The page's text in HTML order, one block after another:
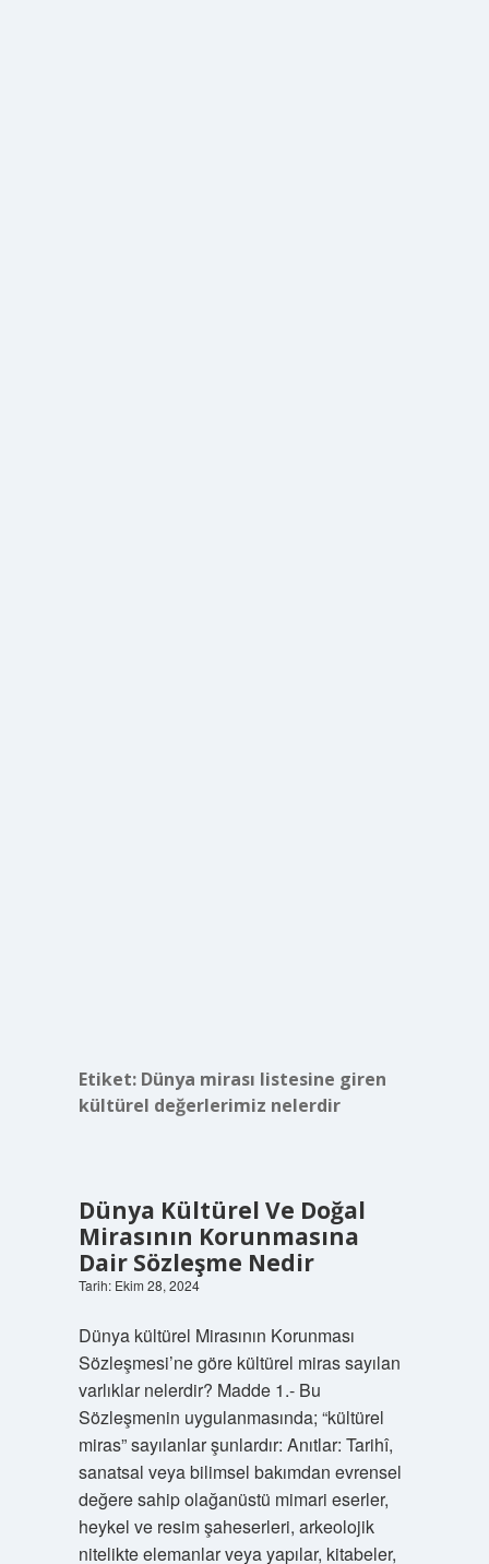
Etiket: Dünya mirası listesine giren
kültürel değerlerimiz nelerdir
Dünya Kültürel Ve Doğal
Mirasının Korunmasına
Dair Sözleşme Nedir
Tarih: Ekim 28, 2024
Dünya kültürel Mirasının Korunması
Sözleşmesi’ne göre kültürel miras sayılan
varlıklar nelerdir? Madde 1.- Bu
Sözleşmenin uygulanmasında; “kültürel
miras” sayılanlar şunlardır: Anıtlar: Tarihî,
sanatsal veya bilimsel bakımdan evrensel
değere sahip olağanüstü mimari eserler,
heykel ve resim şaheserleri, arkeolojik
nitelikte elemanlar veya yapılar, kitabeler,